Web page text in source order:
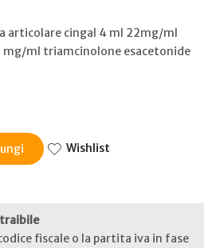
articolare cingal 4 ml 22mg/ml
ml triamcinolone esacetonide
Wishlist
fiscale o la partita iva in fase